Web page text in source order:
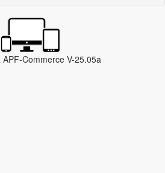
APF-Commerce V-25.05a